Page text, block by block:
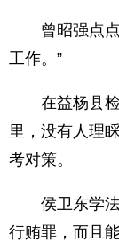
曾昭强点点
工作。”
在益杨县检
里，没有人理
考对策。
侯卫东学法
行贿罪，而且